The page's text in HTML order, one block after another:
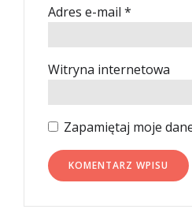
Adres e-mail *
Witryna internetowa
Zapamiętaj moje